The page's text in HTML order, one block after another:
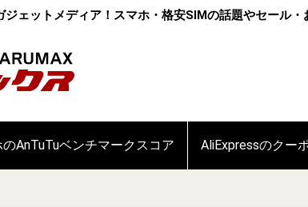
ェットメディア！スマホ・格安SIMの話題やセール・
のAnTuTuベンチマークスコア AliExpressのクー